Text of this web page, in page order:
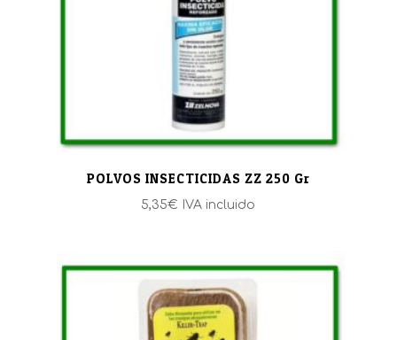
POLVOS INSECTICIDAS ZZ 250 Gr
5,35€ IVA incluido